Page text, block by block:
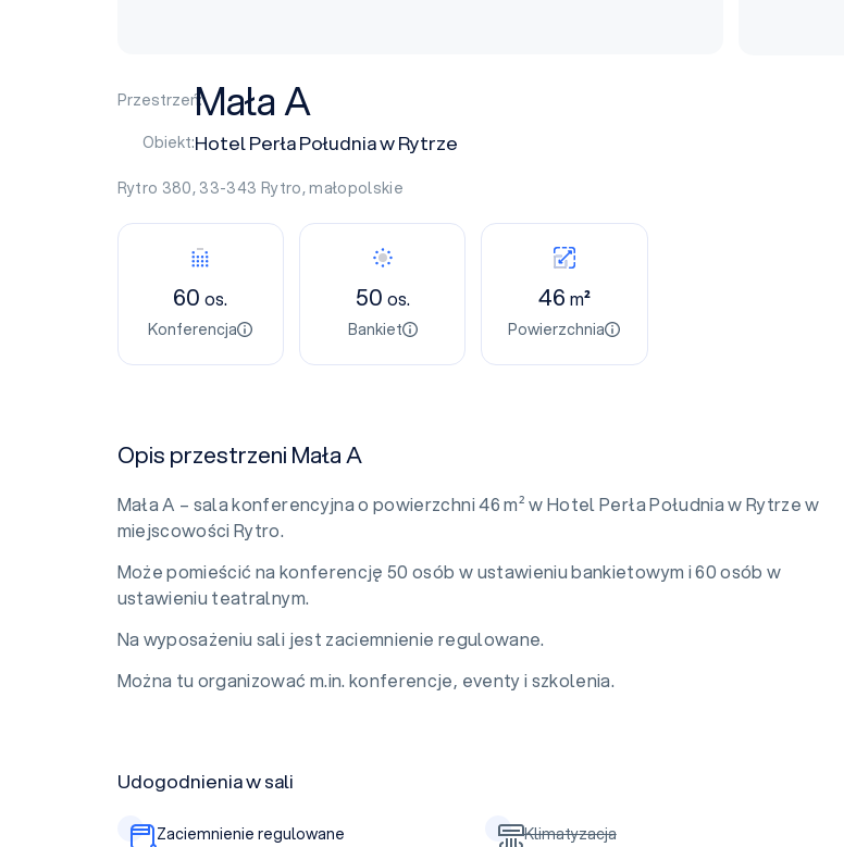
Przestrzeń:Mała A
Obiekt:Hotel Perła Południa w Rytrze
Rytro 380, 33-343 Rytro,małopolskie
60os.
Konferencja
50 os.
Bankiet
46 m²
Powierzchnia
Opis przestrzeni Mała A
Mała A – sala konferencyjna o powierzchni 46 m² w Hotel Perła Południa w Rytrze w
miejscowości Rytro.
Może pomieścić na konferencję 50 osób w ustawieniu bankietowym i 60 osób w
ustawieniu teatralnym.
Na wyposażeniu sali jest zaciemnienie regulowane.
Można tu organizować m.in. konferencje, eventy i szkolenia.
Udogodnienia w sali
Zaciemnienie regulowane Klimatyzacja